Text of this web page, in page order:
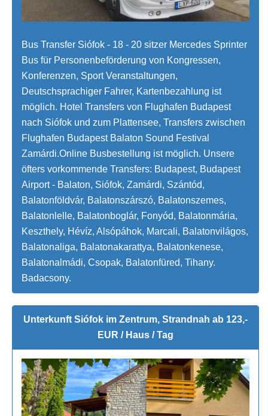
Bus Transfer Siófok - 18 - 20 sitzer Mercedes Sprinter
Bus für Personenbeförderung von Kongressen,
Konferenzen, Sport Veranstaltungen,
Deutschsprachiger Fahrer, Kartenbezahlung ist
möglich. Hotel Transfers von Flughafen Budapest
nach Siófok und zum Plattensee, Transfers zwischen
Flughafen Budapest Balaton Sound Festival
Zamárdi.Online Busbestellung ist möglich. Unsere
öfters vorkommende Transfers: Budapest, Budapest
Airport - Balaton, Siófok, Zamárdi, Szántód,
Balatonföldvár, Balatonszárszó, Balatonszemes,
Balatonlelle, Balatonboglár, Fonyód, Balatonmária,
Keszthely, Hévíz, Alsópáhok, Marcali, Balatonvilágos,
Balatonaliga, Balatonakarattya, Balatonkenese,
Balatonalmádi, Csopak, Balatonfüred, Tihany.
Badacsony.
Unterkunft Siófok im Zentrum, Strandnah ab 123,-
EUR / Haus / Tag